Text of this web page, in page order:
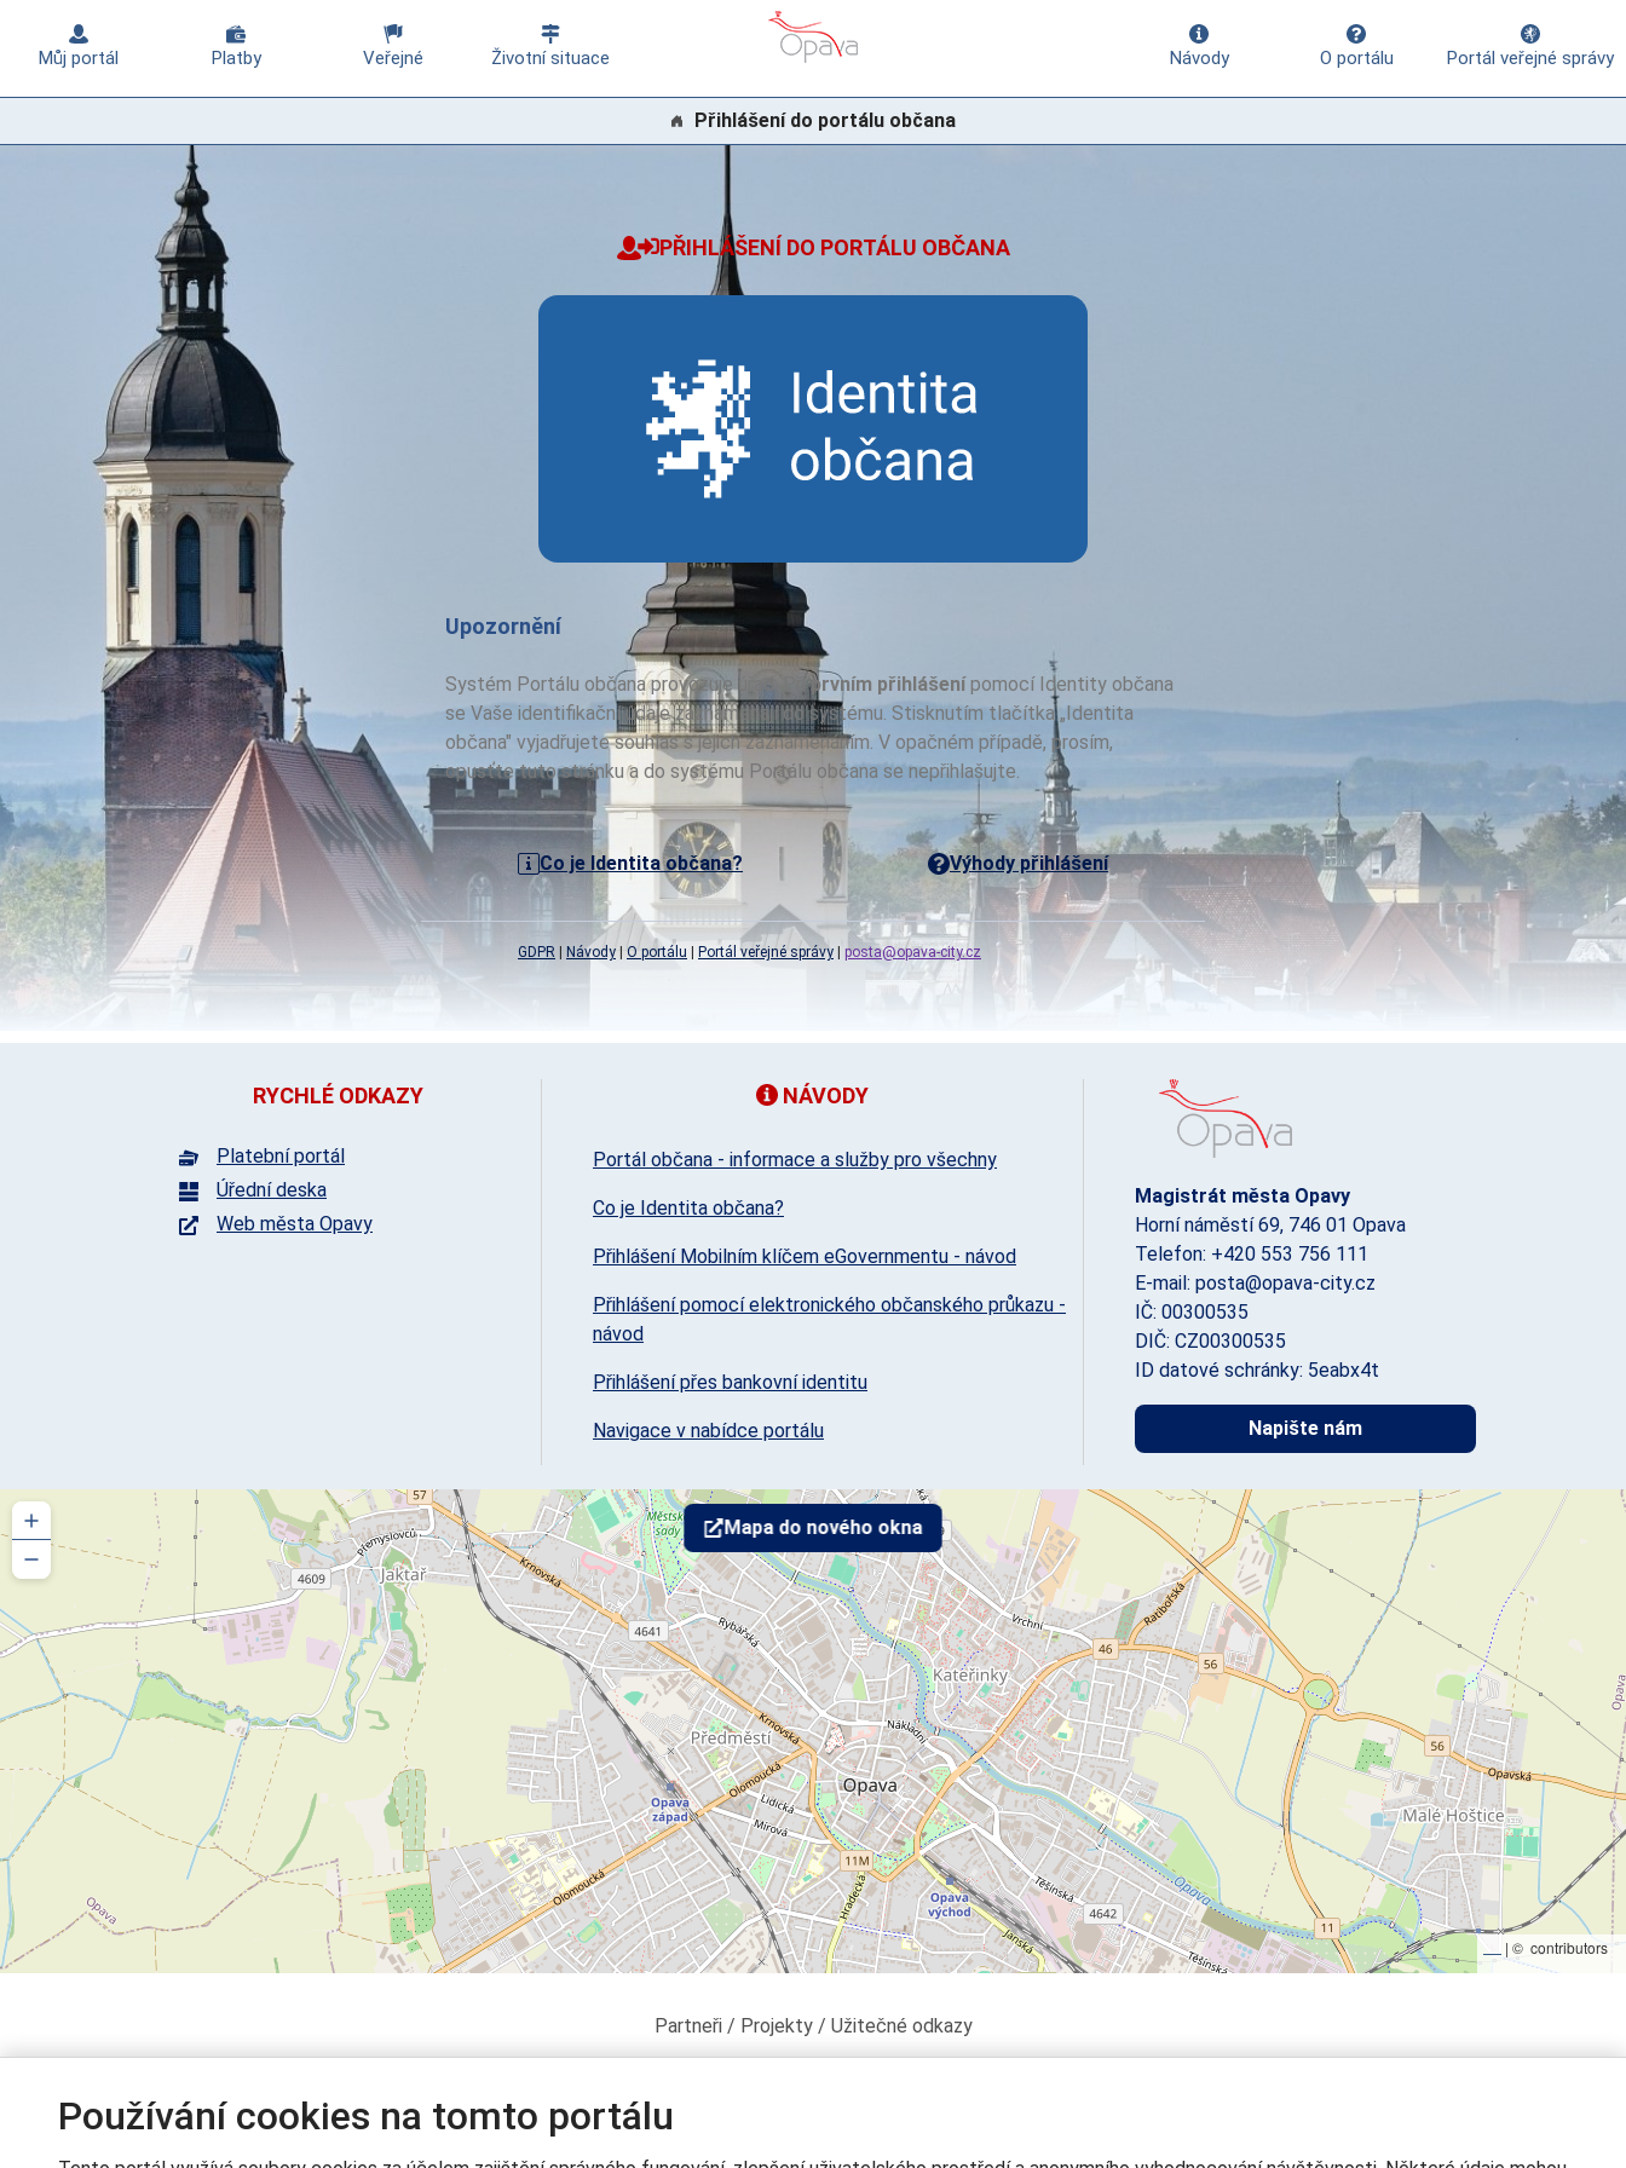
Můj portál Platby Veřejné Životní situace Návody O portálu Portál veřejné správy
Přihlášení do portálu občana
PŘIHLÁŠENÍ DO PORTÁLU OBČANA
Přihlásit se pomocí Identita občana
Upozornění
Systém Portálu občana provozuje úřad. Připrvním přihlášenípomocí Identity občana
se Vaše identifikační údaje zaznamenají do systému. Stisknutím tlačítka „Identita
občana" vyjadřujete souhlas s jejich zaznamenáním. V opačném případě, prosím,
opusťte tuto stránku a do systému Portálu občana se nepřihlašujte.
Co je Identita občana? Výhody přihlášení
GDPR Návody O portálu Portál veřejné správy posta@opava-city.cz
RYCHLÉ ODKAZY
Platební portál
Úřední deska
Web města Opavy
NÁVODY
Portál občana - informace a služby pro všechny
Co je Identita občana?
Přihlášení Mobilním klíčem eGovernmentu - návod
Přihlášení pomocí elektronického občanského průkazu -
návod
Přihlášení přes bankovní identitu
Navigace v nabídce portálu
Magistrát města Opavy
Horní náměstí 69, 746 01 Opava
Telefon: +420 553 756 111
E-mail: posta@opava-city.cz
IČ: 00300535
DIČ: CZ00300535
ID datové schránky: 5eabx4t
Napište nám
Mapa do nového okna
| © contributors
Partneři / Projekty / Užitečné odkazy
Používání cookies na tomto portálu